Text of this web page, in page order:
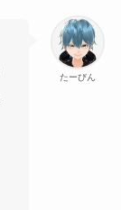
たーびん